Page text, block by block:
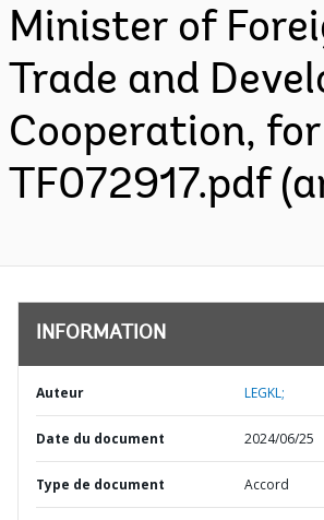
Minister of
Trade and
Cooperation, for
TF072917.pdf
INFORMATION
Auteur LEGKL;
Date du document 2024/06/25
Type de document Accord